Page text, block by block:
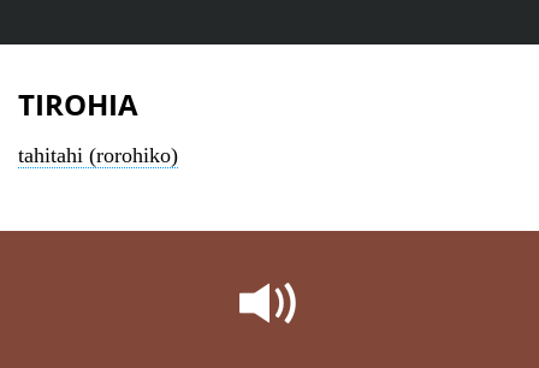
TIROHIA
tahitahi (rorohiko)